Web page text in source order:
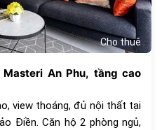
Cho thuê
An Phu, tầng cao
view thoáng, đủ nội thất tại
Điền. Căn hộ 2 phòng ngủ,